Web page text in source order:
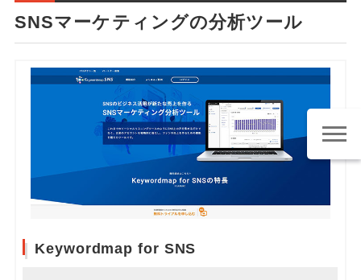
SNSマーケティングの分析ツール
Keywordmap for SNS